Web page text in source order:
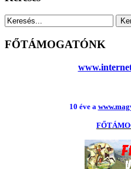
FŐTÁMOGATÓNK
10 éve a